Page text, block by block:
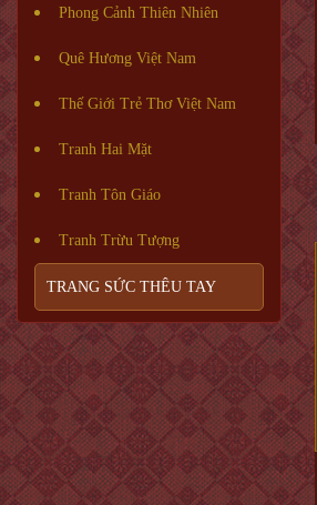
Phong Cảnh Thiên Nhiên
Quê Hương Việt Nam
Thế Giới Trẻ Thơ Việt Nam
Tranh Hai Mặt
Tranh Tôn Giáo
Tranh Trừu Tượng
TRANG SỨC THÊU TAY